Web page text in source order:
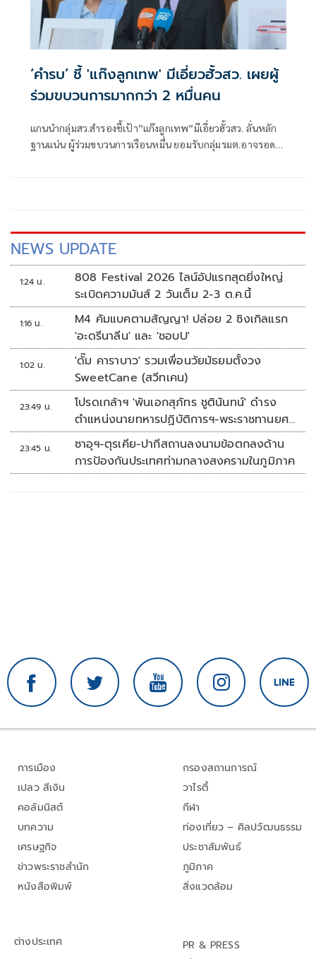
‘คำรบ’ ชี้ 'แก๊งลูกเทพ' มีเอี่ยวฮั้วสว. เผยผู้
ร่วมขบวนการมากกว่า 2 หมื่นคน
แกนนำกลุ่มสว.สำรองชี้เป้า”แก๊งลูกเทพ”มีเอี่ยวฮั้วสว. ลั่นหลัก
ฐานแน่น ผู้ร่วมขบวนการเรือนหมื่น ยอมรับกลุ่มรมต.อาจรอด
NEWS UPDATE
1:24 น.
808 Festival 2026 ไลน์อัปแรกสุดยิ่งใหญ่
ระเบิดความมันส์ 2 วันเต็ม 2-3 ต.ค.นี้
1:16 น.
M4 คัมแบคตามสัญญา! ปล่อย 2 ซิงเกิลแรก
'อะดรีนาลีน' และ 'ชอบU'
1:02 น.
'ดั๊ม คาราบาว' รวมเพื่อนวัยมัธยมตั้งวง
SweetCane (สวีทเคน)
23:49 น.
โปรดเกล้าฯ 'พันเอกสุภัทร ชูตินันทน์' ดำรง
ตำแหน่งนายทหารปฏิบัติการฯ-พระราชทานยศ
'พลตรี'
23:45 น.
ซาอุฯ-ตุรเคีย-ปากีสถานลงนามข้อตกลงด้าน
การป้องกันประเทศท่ามกลางสงครามในภูมิภาค
การเมือง
เปลว สีเงิน
คอลัมนิสต์
บทความ
เศรษฐกิจ
ข่าวพระราชสำนัก
หนังสือพิมพ์
กรองสถานการณ์
วาไรตี้
กีฬา
ท่องเที่ยว – ศิลปวัฒนธรรม
ประชาสัมพันธ์
ภูมิภาค
สิ่งแวดล้อม
ต่างประเทศ
PR & PRESS